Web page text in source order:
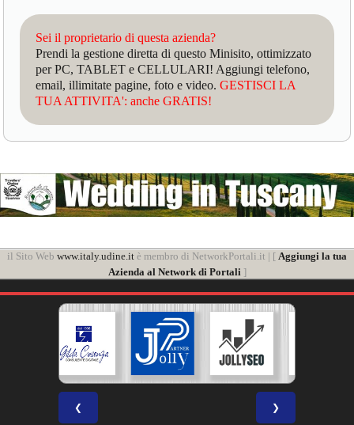
Sei il proprietario di questa azienda?
Prendi la gestione diretta di questo Minisito, ottimizzato
per PC, TABLET e CELLULARI! Aggiungi telefono,
email, illimitate pagine, foto e video.GESTISCI LA
TUA ATTIVITA': anche GRATIS!
il Sito Web www.italy.udine.it è membro di NetworkPortali.it | [ Aggiungi la tua
Azienda al Network di Portali]
❮ ❯